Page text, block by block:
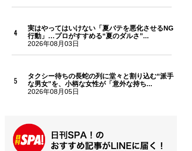
実はやってはいけない「夏バテを悪化させるNG
行動」…プロがすすめる“夏のダルさ”...
2026年08月03日
タクシー待ちの長蛇の列に堂々と割り込む“派手
な男女”を、小柄な女性が「意外な持ち...
2026年08月05日